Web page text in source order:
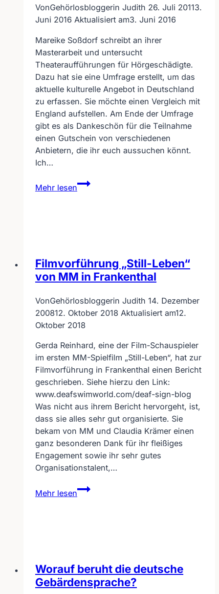
VonGehörlosbloggerin Judith 26. Juli 20113.
Juni 2016 Aktualisiert am3. Juni 2016
Mareike Soßdorf schreibt an ihrer
Masterarbeit und untersucht
Theateraufführungen für Hörgeschädigte.
Dazu hat sie eine Umfrage erstellt, um das
aktuelle kulturelle Angebot in Deutschland
zu erfassen. Sie möchte einen Vergleich mit
England aufstellen. Am Ende der Umfrage
gibt es als Dankeschön für die Teilnahme
einen Gutschein von verschiedenen
Anbietern, die ihr euch aussuchen könnt.
Ich…
Mehr lesen
Online-
Umfrage
Filmvorführung „Still-Leben“
von MM in Frankenthal
VonGehörlosbloggerin Judith 14. Dezember
200812. Oktober 2018 Aktualisiert am12.
Oktober 2018
Gerda Reinhard, eine der Film-Schauspieler
im ersten MM-Spielfilm „Still-Leben“, hat zur
Filmvorführung in Frankenthal einen Bericht
geschrieben. Siehe hierzu den Link:
www.deafswimworld.com/deaf-sign-blog
Was nicht aus ihrem Bericht hervorgeht, ist,
dass sie alles sehr gut organisierte. Sie
bekam von MM und Claudia Krämer einen
ganz besonderen Dank für ihr fleißiges
Engagement sowie ihr sehr gutes
Organisationstalent,…
Mehr lesen
Filmvorführung
„Still-
Worauf beruht die deutsche
Gebärdensprache?